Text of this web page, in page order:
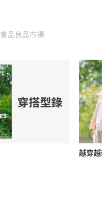
食品良品市場
越穿